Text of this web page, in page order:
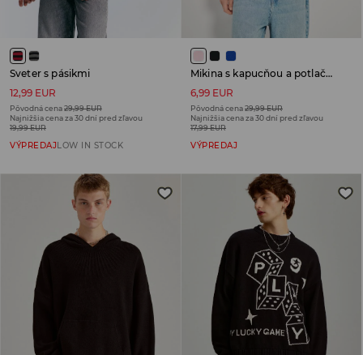
Sveter s pásikmi
12,99 EUR
Pôvodná cena29,99 EUR
Najnižšia cena za 30 dní pred zľavou
19,99 EUR
VÝPREDAJLOW IN STOCK
Mikina s kapucňou a potlačou
6,99 EUR
Pôvodná cena29,99 EUR
Najnižšia cena za 30 dní pred zľavou
17,99 EUR
VÝPREDAJ